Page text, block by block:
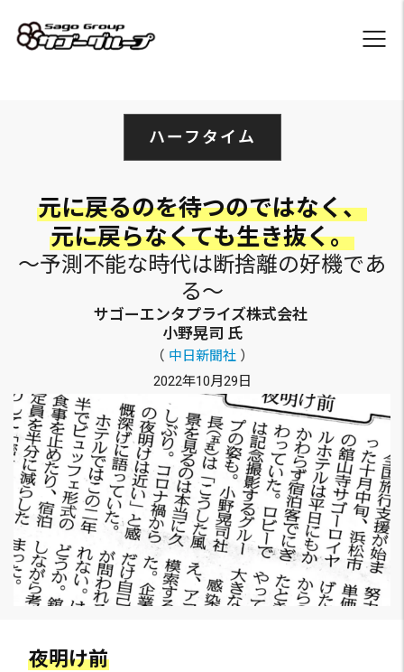
ハーフタイム
元に戻るのを待つのではなく、
元に戻らなくても生き抜く。
～予測不能な時代は断捨離の好機であ
る～
サゴーエンタプライズ株式会社
小野晃司 氏
（ 中日新聞社）
2022年10月29日
夜明け前